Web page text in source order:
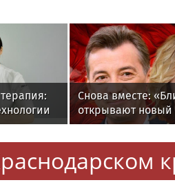
Снова вместе:
открывают новый
театральный